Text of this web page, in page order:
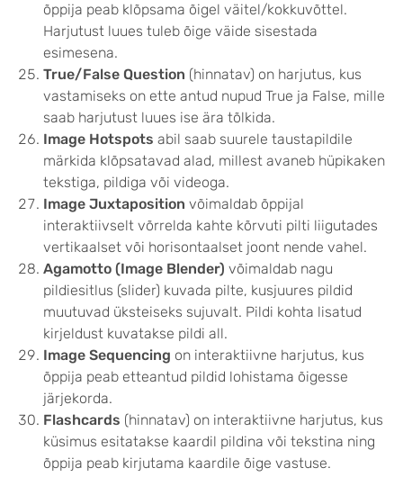
õppija peab klõpsama õigel väitel/kokkuvõttel.
Harjutust luues tuleb õige väide sisestada
esimesena.
True/False Question (hinnatav) on harjutus, kus
vastamiseks on ette antud nupud True ja False, mille
saab harjutust luues ise ära tõlkida.
Image Hotspots abil saab suurele taustapildile
märkida klõpsatavad alad, millest avaneb hüpikaken
tekstiga, pildiga või videoga.
Image Juxtaposition võimaldab õppijal
interaktiivselt võrrelda kahte kõrvuti pilti liigutades
vertikaalset või horisontaalset joont nende vahel.
Agamotto (Image Blender) võimaldab nagu
pildiesitlus (slider) kuvada pilte, kusjuures pildid
muutuvad üksteiseks sujuvalt. Pildi kohta lisatud
kirjeldust kuvatakse pildi all.
Image Sequencing on interaktiivne harjutus, kus
õppija peab etteantud pildid lohistama õigesse
järjekorda.
Flashcards (hinnatav) on interaktiivne harjutus, kus
küsimus esitatakse kaardil pildina või tekstina ning
õppija peab kirjutama kaardile õige vastuse.